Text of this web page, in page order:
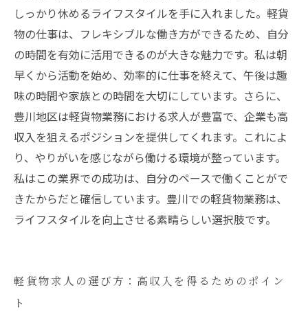
しっかり休めるライフスタイルを手に入れました。軽貨
物の仕事は、フレキシブルな働き方ができるため、自分
の時間を有効に活用できるのが大きな魅力です。私は朝
早くから活動を始め、効率的に仕事を終えて、午後は趣
味の時間や家族との時間を大切にしています。さらに、
豊川地区は軽貨物業務における求人が豊富で、企業も高
収入を狙えるポジションを提供してくれます。これによ
り、やりがいを感じながら働ける環境が整っています。
私はこの業界での成功は、自分のペースで働くことがで
きたからだと確信しています。豊川での軽貨物業務は、
ライフスタイルを向上させる素晴らしい選択肢です。
軽貨物求人の選び方：高収入を得るためのポイン
ト